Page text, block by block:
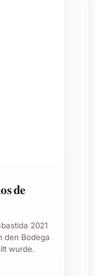
Aromen
von
Wild,
AOC
Begleiter zu
de
2021
den Bodega
wurde.